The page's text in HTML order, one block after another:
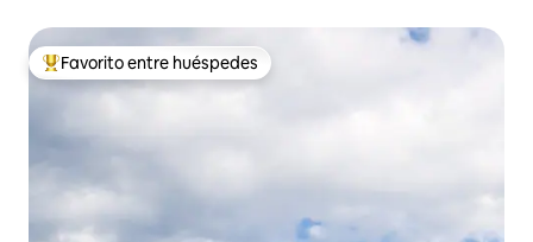
Favorito entre huéspedes preferido
Favorito entre huéspedes